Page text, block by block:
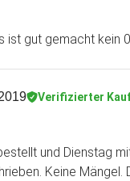
ist gut gemacht kein
Verifizierter
und Dienstag
Keine